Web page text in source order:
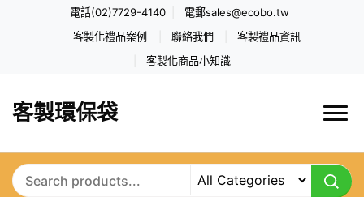
電話(02)7729-4140 電郵sales@ecobo.tw
客製化禮品案例 聯絡我們 客製禮品資訊
客製化商品小知識
客製環保袋